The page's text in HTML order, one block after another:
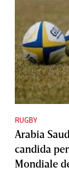
RUGBY
Arabia
candida
Mondiale